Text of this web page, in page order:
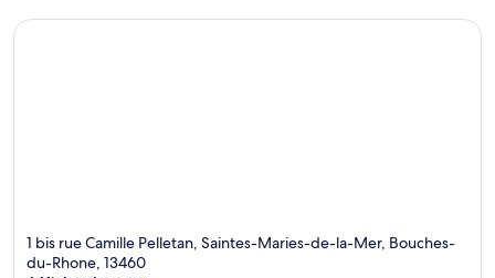
1 bis rue Camille Pelletan, Saintes-Maries-de-la-Mer, Bouches-
du-Rhone, 13460